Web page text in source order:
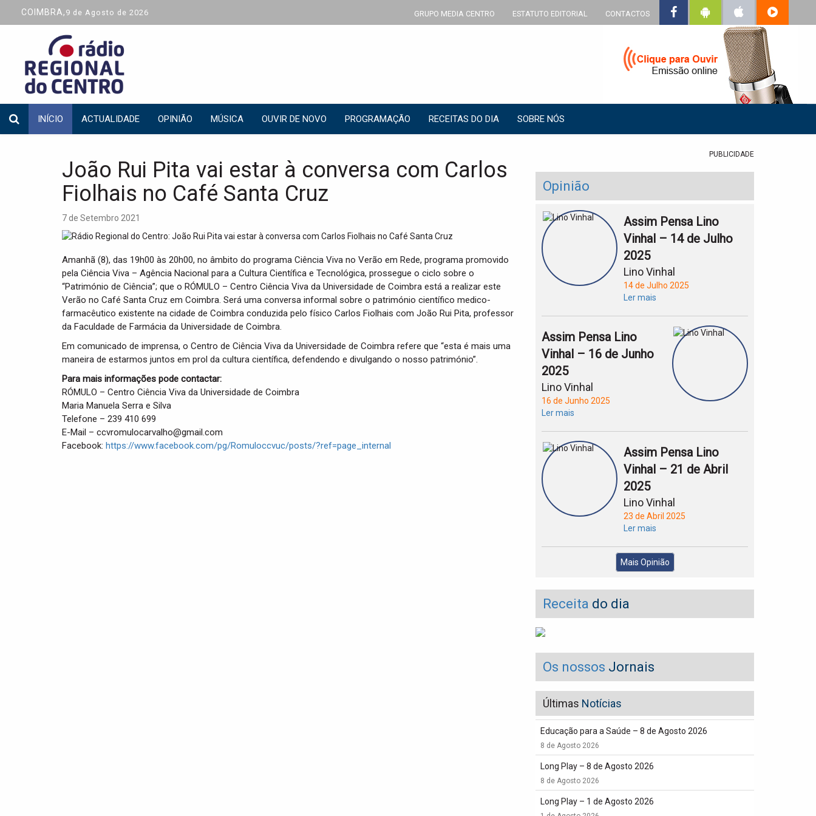
COIMBRA, 9 de Agosto de 2026 GRUPO MEDIA CENTRO ESTATUTO EDITORIAL CONTACTOS
INÍCIO ACTUALIDADE OPINIÃO MÚSICA OUVIR DE NOVO PROGRAMAÇÃO RECEITAS DO DIA SOBRE NÓS
João Rui Pita vai estar à conversa com Carlos
Fiolhais no Café Santa Cruz
7 de Setembro 2021
Amanhã (8), das 19h00 às 20h00, no âmbito do programa Ciência Viva no Verão em Rede, programa promovido
pela Ciência Viva – Agência Nacional para a Cultura Científica e Tecnológica, prossegue o ciclo sobre o
“Património de Ciência”; que o RÓMULO – Centro Ciência Viva da Universidade de Coimbra está a realizar este
Verão no Café Santa Cruz em Coimbra. Será uma conversa informal sobre o património científico medico-
farmacêutico existente na cidade de Coimbra conduzida pelo físico Carlos Fiolhais com João Rui Pita, professor
da Faculdade de Farmácia da Universidade de Coimbra.
Em comunicado de imprensa, o Centro de Ciência Viva da Universidade de Coimbra refere que “esta é mais uma
maneira de estarmos juntos em prol da cultura científica, defendendo e divulgando o nosso património”.
Para mais informações pode contactar:
RÓMULO – Centro Ciência Viva da Universidade de Coimbra
Maria Manuela Serra e Silva
Telefone – 239 410 699
E-Mail – ccvromulocarvalho@gmail.com
Facebook: https://www.facebook.com/pg/Romuloccvuc/posts/?ref=page_internal
PUBLICIDADE
Opinião
Assim Pensa Lino
Vinhal – 14 de Julho
2025
Lino Vinhal
14 de Julho 2025
Ler mais
Assim Pensa Lino
Vinhal – 16 de Junho
2025
Lino Vinhal
16 de Junho 2025
Ler mais
Assim Pensa Lino
Vinhal – 21 de Abril
2025
Lino Vinhal
23 de Abril 2025
Ler mais
Mais Opinião
Receita do dia
Os nossos Jornais
Últimas Notícias
Educação para a Saúde – 8 de Agosto 2026
8 de Agosto 2026
Long Play – 8 de Agosto 2026
8 de Agosto 2026
Long Play – 1 de Agosto 2026